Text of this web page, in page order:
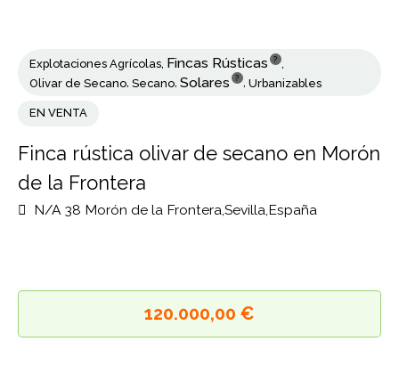
Explotaciones Agrícolas
EN VENTA
Finca rústica olivar de secano en
120.000,00 €